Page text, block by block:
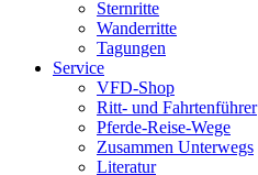
Sternritte
Wanderritte
Tagungen
Service
VFD-Shop
Ritt- und Fahrtenführer
Pferde-Reise-Wege
Zusammen Unterwegs
Literatur